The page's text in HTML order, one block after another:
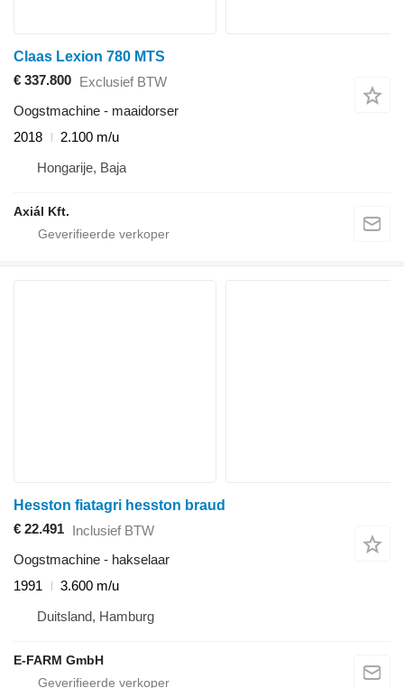
Claas Lexion 780 MTS
€ 337.800 Exclusief BTW
Oogstmachine - maaidorser
2018
2.100 m/u
Hongarije, Baja
Axiál Kft.
Hesston fiatagri hesston braud
€ 22.491 Inclusief BTW
Oogstmachine - hakselaar
1991
3.600 m/u
Duitsland, Hamburg
E-FARM GmbH